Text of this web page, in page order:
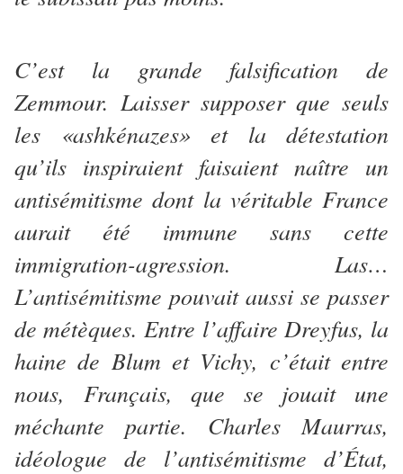
C’est la grande falsification de
Zemmour. Laisser supposer que seuls
les «ashkénazes» et la détestation
qu’ils inspiraient faisaient naître un
antisémitisme dont la véritable France
aurait été immune sans cette
immigration-agression. Las…
L’antisémitisme pouvait aussi se passer
de métèques. Entre l’affaire Dreyfus, la
haine de Blum et Vichy, c’était entre
nous, Français, que se jouait une
méchante partie. Charles Maurras,
idéologue de l’antisémitisme d’État,